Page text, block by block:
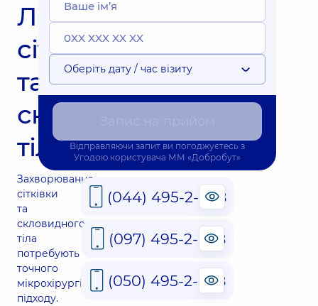
Лікування
сітківки
та
скловидного
тіла
Захворювання
сітківки
та
скловидного
тіла
потребують
точного
мікрохірургічного
підходу.
Оберіть дату / час візиту
Відправляючи запит ви погоджуєтесь з
Угодою користувача ММ «Добробут»
(044) 495-2-888
(097) 495-2-888
(050) 495-2-888